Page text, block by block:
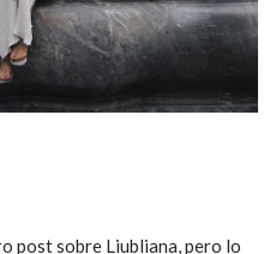
post sobre Liubliana, pero lo